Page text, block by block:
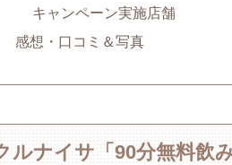
キャンペーン実施店舗
感想・口コミ＆写真
ルナイサ「90分無料飲み